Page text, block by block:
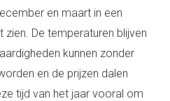
en maart in een
zien. De temperaturen blijven
kunnen zonder
en de prijzen dalen
tijd van het jaar vooral om